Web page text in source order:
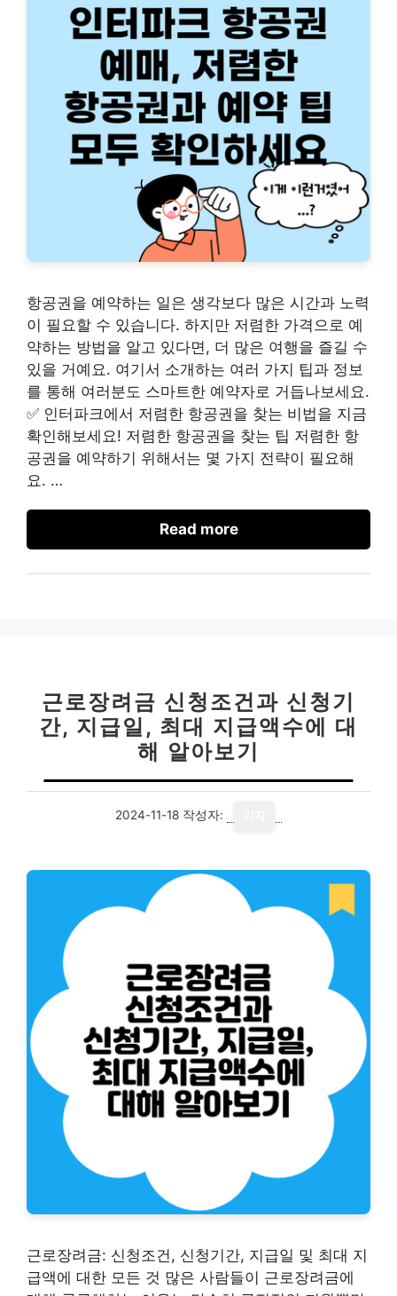
항공권을 예약하는 일은 생각보다 많은 시간과 노력
이 필요할 수 있습니다. 하지만 저렴한 가격으로 예
약하는 방법을 알고 있다면, 더 많은 여행을 즐길 수
있을 거예요. 여기서 소개하는 여러 가지 팁과 정보
를 통해 여러분도 스마트한 예약자로 거듭나보세요.
✅ 인터파크에서 저렴한 항공권을 찾는 비법을 지금
확인해보세요! 저렴한 항공권을 찾는 팁 저렴한 항
공권을 예약하기 위해서는 몇 가지 전략이 필요해
요. …
Read more
근로장려금 신청조건과 신청기
간, 지급일, 최대 지급액수에 대
해 알아보기
2024-11-18 작성자:
근로장려금: 신청조건, 신청기간, 지급일 및 최대 지
급액에 대한 모든 것 많은 사람들이 근로장려금에